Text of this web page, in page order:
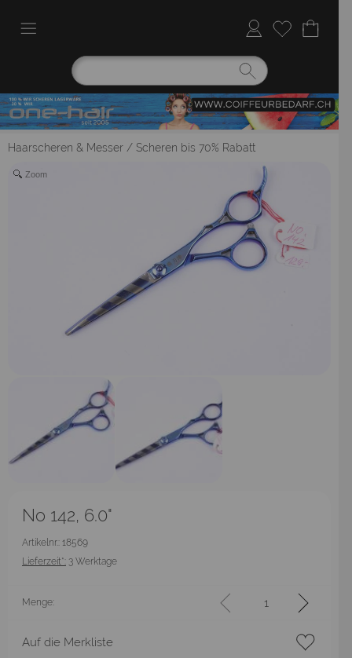
Haarscheren & Messer / Scheren bis 70% Rabatt
Zoom
No 142, 6.0"
Artikelnr.: 18569
Lieferzeit*: 3 Werktage
Menge:
Auf die Merkliste